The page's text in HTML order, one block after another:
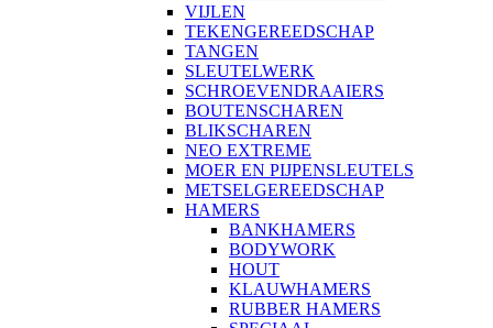
VIJLEN
TEKENGEREEDSCHAP
TANGEN
SLEUTELWERK
SCHROEVENDRAAIERS
BOUTENSCHAREN
BLIKSCHAREN
NEO EXTREME
MOER EN PIJPENSLEUTELS
METSELGEREEDSCHAP
HAMERS
BANKHAMERS
BODYWORK
HOUT
KLAUWHAMERS
RUBBER HAMERS